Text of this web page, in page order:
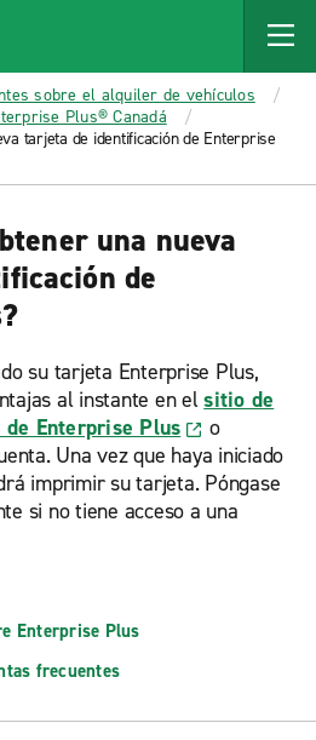
sobre el alquiler de vehículos
Plus® Canadá
tarjeta de identificación de Enterprise
una nueva
de
su tarjeta Enterprise Plus,
al instante en elsitio de
Enterprise Plus
o
Una vez que haya iniciado
imprimir su tarjeta. Póngase
si no tiene acceso a una
Enterprise Plus
frecuentes